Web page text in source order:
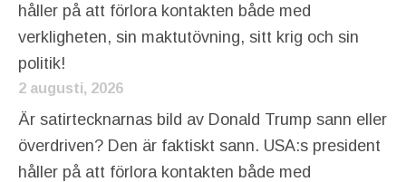
håller på att förlora kontakten både med
verkligheten, sin maktutövning, sitt krig och sin
politik!
2 augusti, 2026
Är satirtecknarnas bild av Donald Trump sann eller
överdriven? Den är faktiskt sann. USA:s president
håller på att förlora kontakten både med